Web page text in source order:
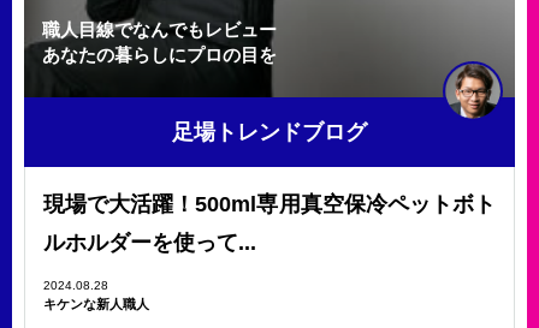
職人目線でなんでもレビュー
あなたの暮らしにプロの目を
足場トレンドブログ
現場で大活躍！500ml専用真空保冷ペットボト
ルホルダーを使って...
2024.08.28
キケンな新人職人